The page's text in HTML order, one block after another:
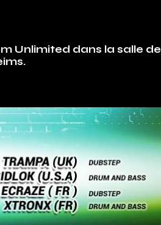
Unlimited dans la salle de